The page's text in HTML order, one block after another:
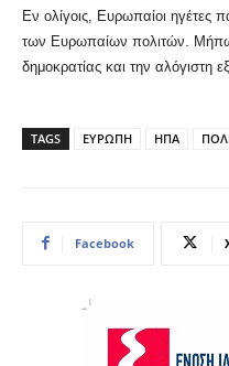
Εν ολίγοις, Ευρωπαίοι ηγέτες
των Ευρωπαίων πολιτών. Μήπως
δημοκρατίας και την αλόγιστη
TAGS ΕΥΡΩΠΗ ΗΠΑ
Facebook